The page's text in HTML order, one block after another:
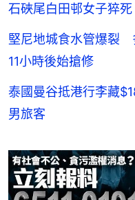
石硤尾白田邨女子猝
堅尼地城食水管爆裂
11小時後始搶修
泰國曼谷抵港行李藏
男旅客